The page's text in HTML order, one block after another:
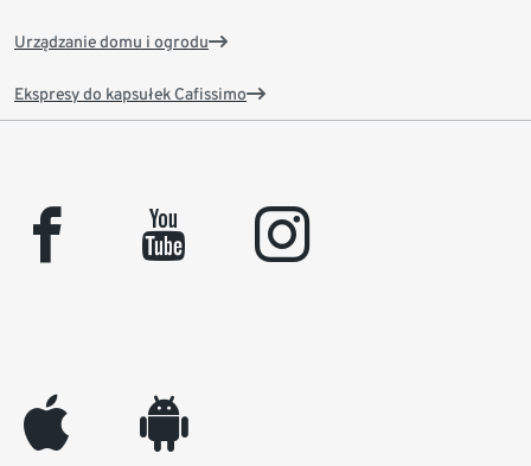
Urządzanie domu i ogrodu
Ekspresy do kapsułek Cafissimo
facebook youtube instagram
appleinc android